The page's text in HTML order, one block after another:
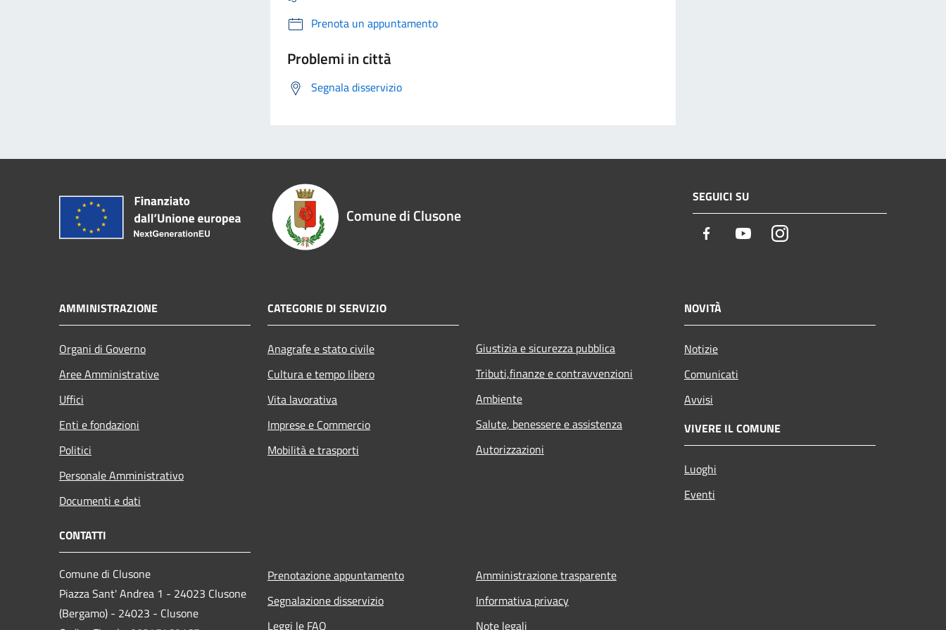
Prenota un appuntamento
Problemi in città
Segnala disservizio
Comune di Clusone
SEGUICI SU
Facebook YoutubeInstagram
AMMINISTRAZIONE
Organi di Governo
Aree Amministrative
Uffici
Enti e fondazioni
Politici
Personale Amministrativo
Documenti e dati
CATEGORIE DI SERVIZIO
Anagrafe e stato civile
Cultura e tempo libero
Vita lavorativa
Imprese e Commercio
Mobilità e trasporti
Giustizia e sicurezza pubblica
Tributi,finanze e contravvenzioni
Ambiente
Salute, benessere e assistenza
Autorizzazioni
NOVITÀ
Notizie
Comunicati
Avvisi
VIVERE IL COMUNE
Luoghi
Eventi
CONTATTI
Comune di Clusone
Piazza Sant' Andrea 1 - 24023 Clusone
(Bergamo) - 24023 - Clusone
Prenotazione appuntamento
Segnalazione disservizio
Leggi le FAQ
Amministrazione trasparente
Informativa privacy
Note legali